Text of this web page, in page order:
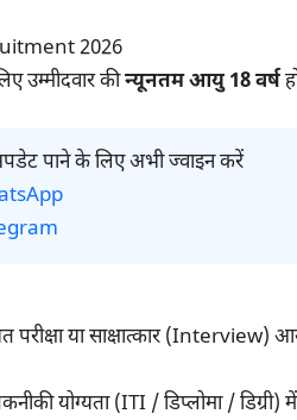
2026
उम्मीदवार कीन्यूनतम आयु 18 वर्ष
पाने के लिए अभी ज्वाइन करें
परीक्षा या साक्षात्कार (Interview)
योग्यता (ITI / डिप्लोमा / डिग्री) में